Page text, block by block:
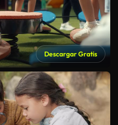
Descargar Gratis